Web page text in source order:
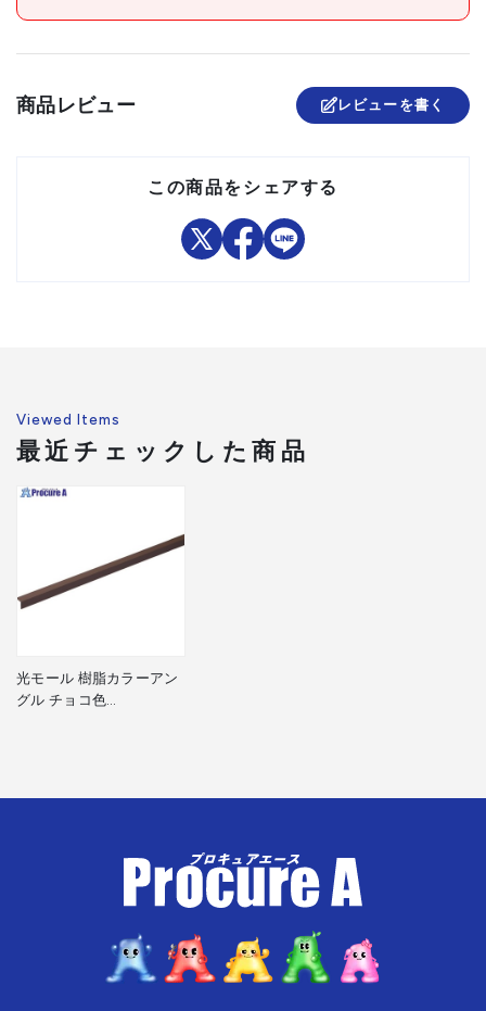
商品レビュー レビューを書く
この商品をシェアする
Viewed Items
最近チェックした商品
光モール 樹脂カラーアン
グル チョコ色